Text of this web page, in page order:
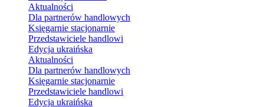
Aktualności
Dla partnerów handlowych
Księgarnie stacjonarnie
Przedstawiciele handlowi
Edycja ukraińska
Aktualności
Dla partnerów handlowych
Księgarnie stacjonarnie
Przedstawiciele handlowi
Edycja ukraińska